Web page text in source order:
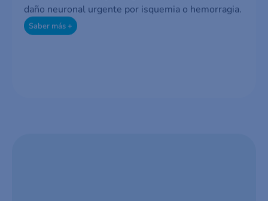
daño neuronal urgente por isquemia o hemorragia.
Saber más +